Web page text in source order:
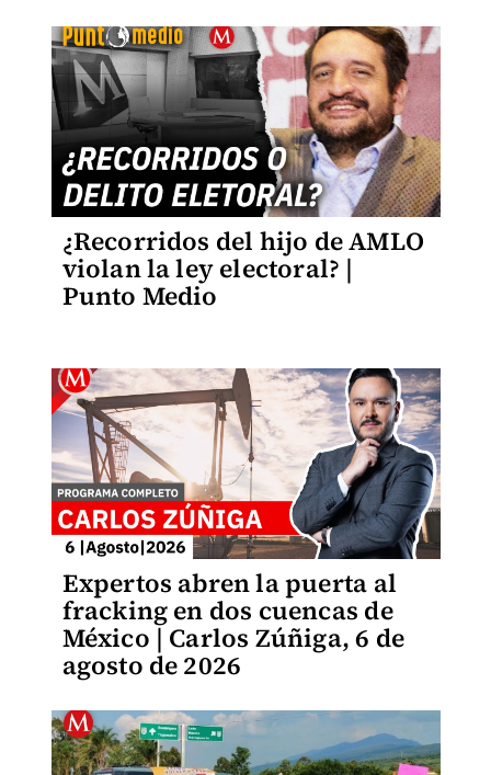
¿Recorridos del hijo de AMLO
violan la ley electoral? |
Punto Medio
Expertos abren la puerta al
fracking en dos cuencas de
México | Carlos Zúñiga, 6 de
agosto de 2026